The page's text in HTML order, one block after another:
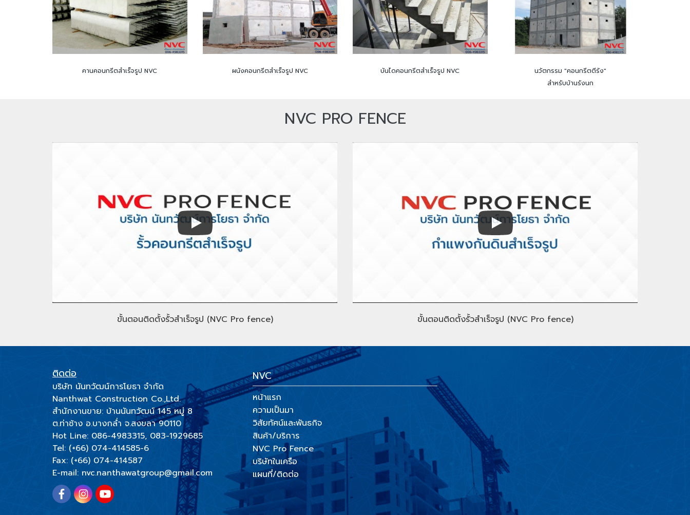
คานคอนกรีตสำเร็จรูป NVC ผนังคอนกรีตสำเร็จรูป NVC บันไดคอนกรีตสำเร็จรูป NVC
นวัตกรรม "คอนกรีตตีรัง"
สำหรับบ้านรังนก
NVC PRO FENCE
ขั้นตอนติดตั้งรั้วสำเร็จรูป (NVC Pro fence) ขั้นตอนติดตั้งรั้วสำเร็จรูป (NVC Pro fence)
ติดต่อ
บริษัท นันทวัฒน์การโยธา จำกัด
Nanthwat Construction Co.,Ltd.
สำนักงานขาย: บ้านนันทวัฒน์ 145 หมู่ 8
ต.ท่าช้าง อ.บางกล่ำ จ.สงขลา 90110
Hot Line: 086-4983315, 083-1929685
Tel: (+66) 074-414585-6
Fax: (+66) 074-414587
E-mail: nvc.nanthawatgroup@gmail.com
NVC
หน้าแรก
ความเป็นมา
วิสัยทัศน์และพันธกิจ
สินค้า/บริการ
NVC Pro Fence
บริษัทในเครือ
แผนที่/ติดต่อ